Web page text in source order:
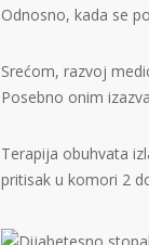
Odnosno, kada se
Srećom, razvoj
Posebno onim
Terapija obuhvata
pritisak u komori 2